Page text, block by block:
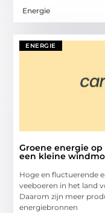
Energie
ENERGIE
Groene energie
een kleine
Hoge en fluctuerende
veeboeren in het land
Daarom zijn meer
energiebronnen